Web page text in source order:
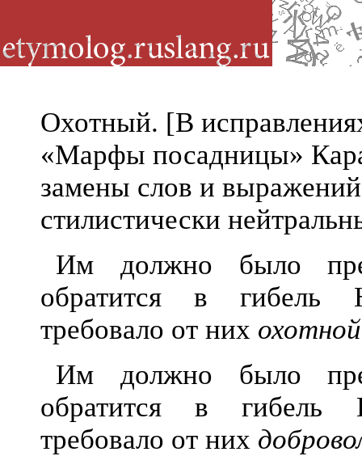
Охотный. [В
«Марфы посадницы»
замены слов и
стилистически
Им должно было
обратится в гибель
требовало от них охотной
Им должно было
обратится в гибель
требовало от них